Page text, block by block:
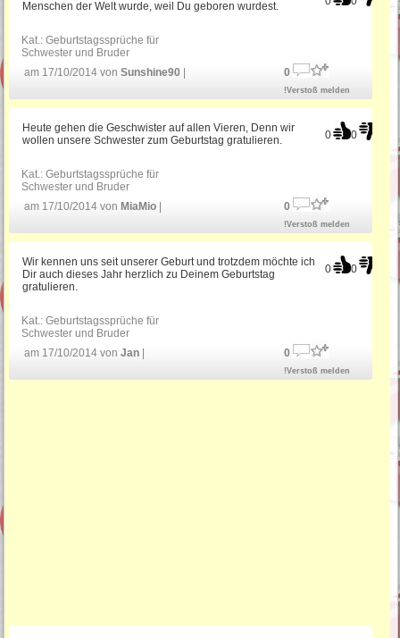
Menschen der Welt wurde, weil Du geboren wurdest.
Kat.:Geburtstagssprüche für
Schwester und Bruder
am 17/10/2014 vonSunshine90 0
!Verstoß melden
0 0
Heute gehen die Geschwister auf allen Vieren, Denn wir
wollen unsere Schwester zum Geburtstag gratulieren.
Kat.:Geburtstagssprüche für
Schwester und Bruder
am 17/10/2014 von MiaMio 0
!Verstoß melden
0 0
Wir kennen uns seit unserer Geburt und trotzdem möchte ich
Dir auch dieses Jahr herzlich zu Deinem Geburtstag
gratulieren.
Kat.:Geburtstagssprüche für
Schwester und Bruder
am 17/10/2014 vonJan 0
!Verstoß melden